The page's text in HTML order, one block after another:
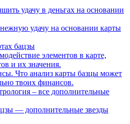
удачу в деньгах на основании
удачу на основании карты
бацзы
элементов в карте,
и их значения.
Что анализ карты базцы может
твоих финансов.
– все дополнительные
— дополнительные звезды